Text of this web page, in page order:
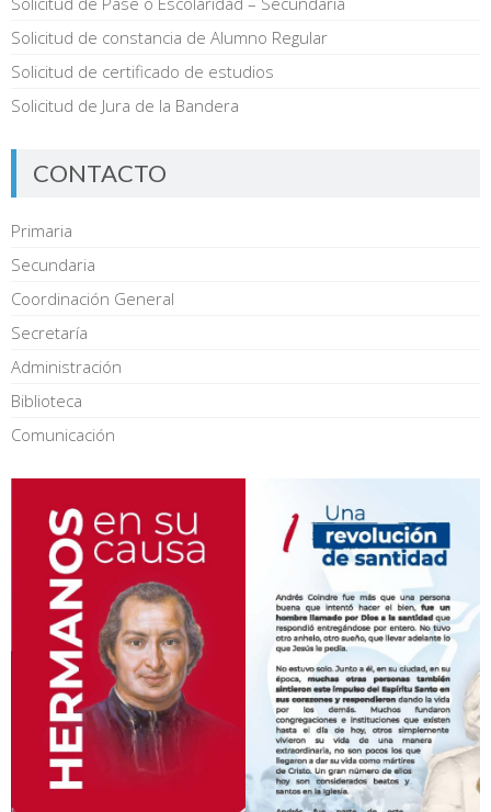
Solicitud de constancia de Alumno Regular
Solicitud de certificado de estudios
Solicitud de Jura de la Bandera
CONTACTO
Primaria
Secundaria
Coordinación General
Secretaría
Administración
Biblioteca
Comunicación